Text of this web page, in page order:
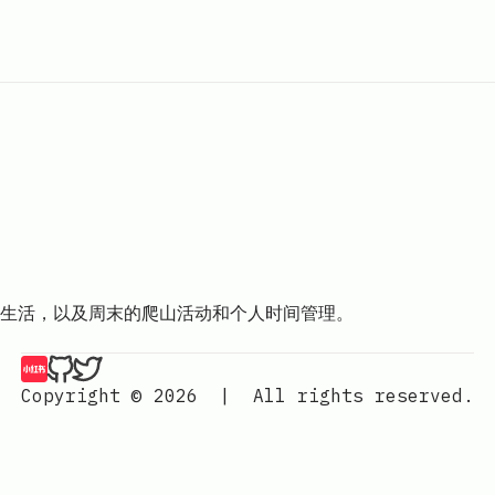
，以及周末的爬山活动和个人时间管理。
山月的琐碎博客记录 | 山月行 on 小红书
山月的琐碎博客记录 | 山月行 on Github
山月的琐碎博客记录 | 山月行 on Twitter
Copyright © 2026
| All rights reserved.